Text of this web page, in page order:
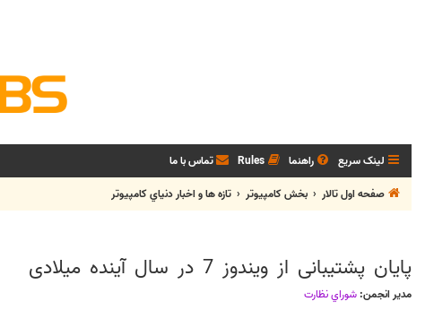
لینک سریع راهنما Rules تماس با ما
صفحه اول تالار
بخش كامپيوتر تازه ها و اخبار دنياي کامپيوتر
پایان پشتیبانی از ویندوز 7 در سال آینده میلادی
مدیر انجمن: شوراي نظارت